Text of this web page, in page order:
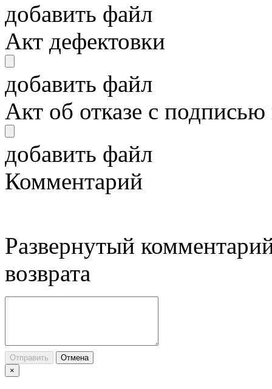
добавить файл
Акт дефектовки
добавить файл
Акт об отказе с
добавить файл
Комментарий
Развернутый
возврата
Отправить
Отмена
×